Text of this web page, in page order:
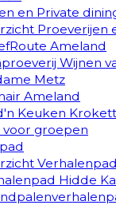
en Private
Proeverijen
Ameland
Wijnen
Metz
Ameland
Keuken
groepen
Verhalenpad
Hidde